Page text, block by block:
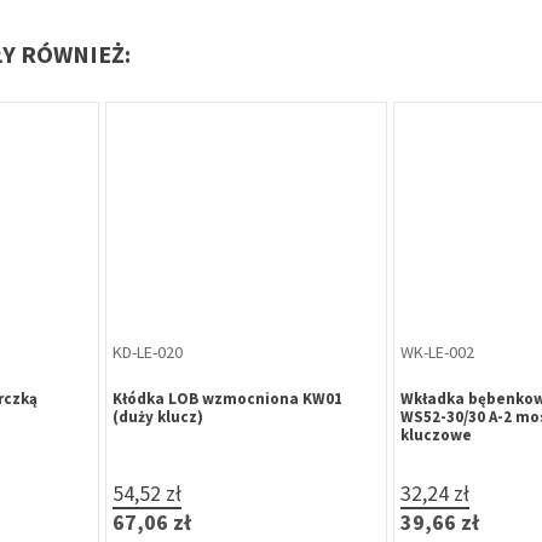
RÓWNIEŻ:
ARES
WK-LE-056
Wkładka bębenkowa LOB HEKTOR
WP100 30/35 nikiel, klasa 4.2 B,
54,63 zł
67,19 zł
ZW-SZ-002
Zamek wierzchni
95 mm, brązowy,
49,46 zł
60,84 zł